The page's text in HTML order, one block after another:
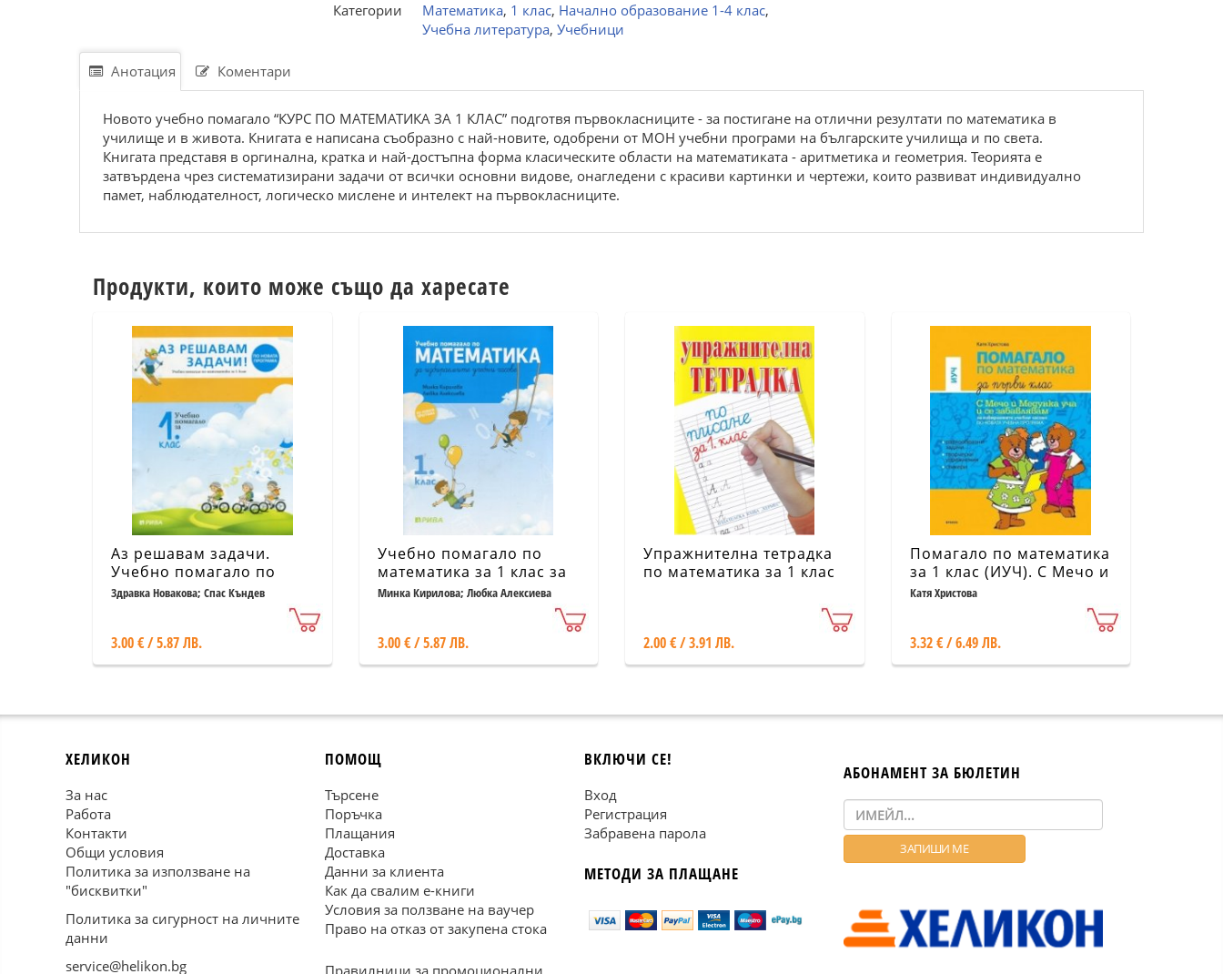
Категории
Математика, 1 клас, Начално образование 1-4 клас,
Учебна литература, Учебници
Анотация Коментари
Новото учебно помагало “КУРС ПО МАТЕМАТИКА ЗА 1 КЛАС” подготвя първокласниците - за постигане на отлични резултати по математика в
училище и в живота. Книгата е написана съобразно с най-новите, одобрени от МОН учебни програми на българските училища и по света.
Книгата представя в оргинална, кратка и най-достъпна форма класическите области на математиката - аритметика и геометрия. Теорията е
затвърдена чрез систематизирани задачи от всички основни видове, онагледени с красиви картинки и чертежи, които развиват индивидуално
памет, наблюдателност, логическо мислене и интелект на първокласниците.
Продукти, които може също да харесате
Аз решавам задачи.
Учебно помагало по
математика за 1 клас (По
Здравка Новакова; Спас Къндев
3.00 € / 5.87 ЛВ.
Учебно помагало по
математика за 1 клас за
избираемите учебни
Минка Кирилова; Любка Алексиева
3.00 € / 5.87 ЛВ.
Упражнителна тетрадка
по математика за 1 клас
тетрадка по писане за 1
2.00 € / 3.91 ЛВ.
Помагало по математика
за 1 клас (ИУЧ). С Мечо и
Медунка уча и се
Катя Христова
3.32 € / 6.49 ЛВ.
ХЕЛИКОН
За нас
Работа
Контакти
Общи условия
Политика за използване на
"бисквитки"
Политика за сигурност на личните
данни
service@helikon.bg
ПОМОЩ
Търсене
Поръчка
Плащания
Доставка
Данни за клиента
Как да свалим е-книги
Условия за ползване на ваучер
Право на отказ от закупена стока
Правилници за промоционални
ВКЛЮЧИ СЕ!
Вход
Регистрация
Забравена парола
МЕТОДИ ЗА ПЛАЩАНЕ
АБОНАМЕНТ ЗА БЮЛЕТИН